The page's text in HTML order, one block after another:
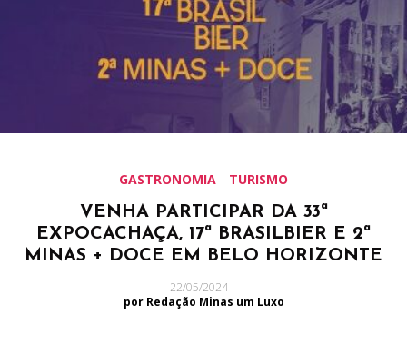
GASTRONOMIA TURISMO
VENHA PARTICIPAR DA 33ª
EXPOCACHAÇA, 17ª BRASILBIER E 2ª
MINAS + DOCE EM BELO HORIZONTE
22/05/2024
por Redação Minas um Luxo